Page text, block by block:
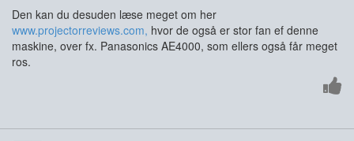
Den kan du desuden læse meget om her
www.projectorreviews.com, hvor de også er stor fan ef denne
maskine, over fx. Panasonics AE4000, som ellers også får meget
ros.